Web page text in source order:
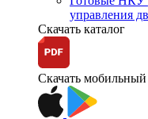
управления
Скачать каталог
Скачать мобильный